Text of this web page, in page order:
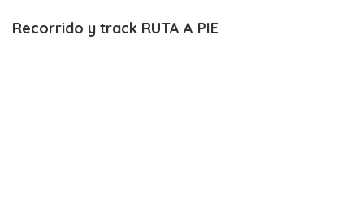
Recorrido y track RUTA A PIE